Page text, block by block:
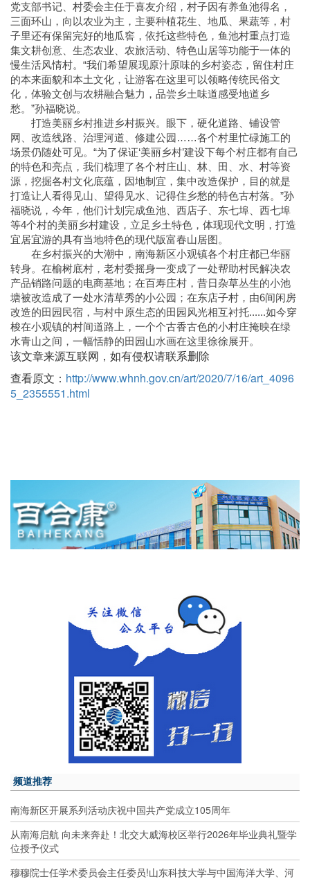
党支部书记、村委会主任于喜友介绍，村子因有养鱼池得名，
三面环山，向以农业为主，主要种植花生、地瓜、果蔬等，村
子里还有保留完好的地瓜窖，依托这些特色，鱼池村重点打造
集文耕创意、生态农业、农旅活动、特色山居等功能于一体的
慢生活风情村。“我们希望展现原汁原味的乡村姿态，留住村庄
的本来面貌和本土文化，让游客在这里可以领略传统民俗文
化，体验文创与农耕融合魅力，品尝乡土味道感受地道乡
愁。”孙福晓说。
打造美丽乡村推进乡村振兴。眼下，硬化道路、铺设管
网、改造线路、治理河道、修建公园……各个村里忙碌施工的
场景仍随处可见。“为了保证‘美丽乡村’建设下每个村庄都有自己
的特色和亮点，我们梳理了各个村庄山、林、田、水、村等资
源，挖掘各村文化底蕴，因地制宜，集中改造保护，目的就是
打造让人看得见山、望得见水、记得住乡愁的特色古村落。”孙
福晓说，今年，他们计划完成鱼池、西店子、东七埠、西七埠
等4个村的美丽乡村建设，立足乡土特色，体现现代文明，打造
宜居宜游的具有当地特色的现代版富春山居图。
在乡村振兴的大潮中，南海新区小观镇各个村庄都已华丽
转身。在榆树底村，老村委摇身一变成了一处帮助村民解决农
产品销路问题的电商基地；在百寿庄村，昔日杂草丛生的小池
塘被改造成了一处水清草秀的小公园；在东店子村，由6间闲房
改造的田园民宿，与村中原生态的田园风光相互衬托......如今穿
梭在小观镇的村间道路上，一个个古香古色的小村庄掩映在绿
水青山之间，一幅恬静的田园山水画在这里徐徐展开。
该文章来源互联网，如有侵权请联系删除
查看原文： http://www.whnh.gov.cn/art/2020/7/16/art_4096
5_2355551.html
频道推荐
南海新区开展系列活动庆祝中国共产党成立105周年
从南海启航 向未来奔赴！北交大威海校区举行2026年毕业典礼暨学
位授予仪式
穆穆院士任学术委员会主任委员!山东科技大学与中国海洋大学、河